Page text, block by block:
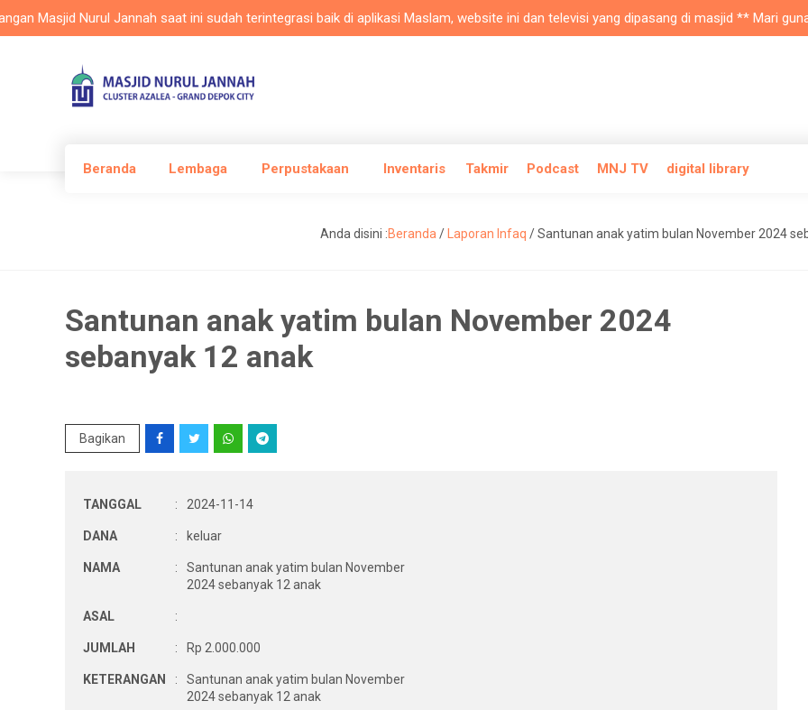
Nurul Jannah saat ini sudah terintegrasi baik di aplikasi Maslam, website ini dan televisi yang dipasang di masjid ** Mari
Beranda Lembaga Perpustakaan Inventaris Takmir Podcast MNJ TV digital library
Anda disini :Beranda / Laporan Infaq /Santunan anak yatim bulan November 2024
Santunan anak yatim bulan November 2024
sebanyak 12 anak
Bagikan
TANGGAL : 2024-11-14
DANA : keluar
NAMA :
Santunan anak yatim bulan November
2024 sebanyak 12 anak
ASAL :
JUMLAH : Rp 2.000.000
KETERANGAN :
Santunan anak yatim bulan November
2024 sebanyak 12 anak